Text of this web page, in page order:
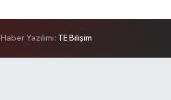
Haber Yazılımı: TE Bilişim